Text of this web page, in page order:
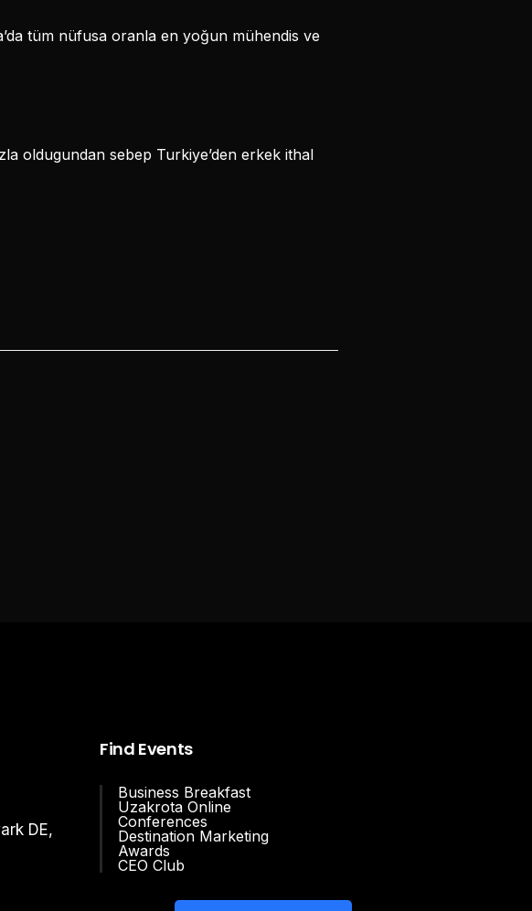
tüm nüfusa oranla en yoğun mühendis ve
oldugundan sebep Turkiye’den erkek ithal
DE,
Find Events
Business Breakfast
Uzakrota Online
Conferences
Destination Marketing
Awards
CEO Club